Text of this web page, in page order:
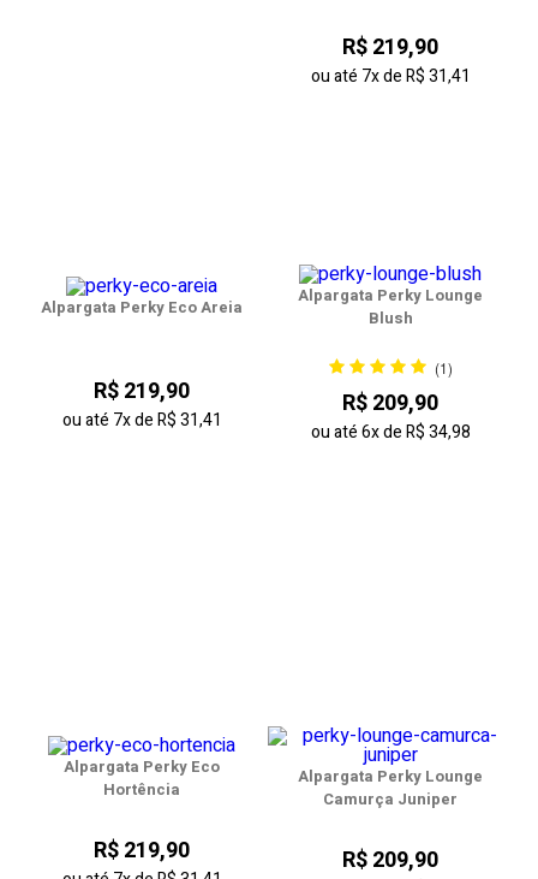
R$ 219,90
ou até 7xdeR$ 31,41
Alpargata Perky Eco Areia
R$ 219,90
ou até 7xdeR$ 31,41
Alpargata Perky Lounge
Blush
(1)
R$ 209,90
ou até6xdeR$ 34,98
Alpargata Perky Eco
Hortência
R$ 219,90
Alpargata Perky Lounge
Camurça Juniper
R$ 209,90